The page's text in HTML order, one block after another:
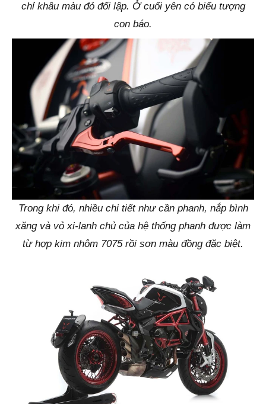
chỉ khâu màu đỏ đối lập. Ở cuối yên có biểu tượng
con báo.
Trong khi đó, nhiều chi tiết như cần phanh, nắp bình
xăng và vỏ xi-lanh chủ của hệ thống phanh được làm
từ hợp kim nhôm 7075 rồi sơn màu đồng đặc biệt.